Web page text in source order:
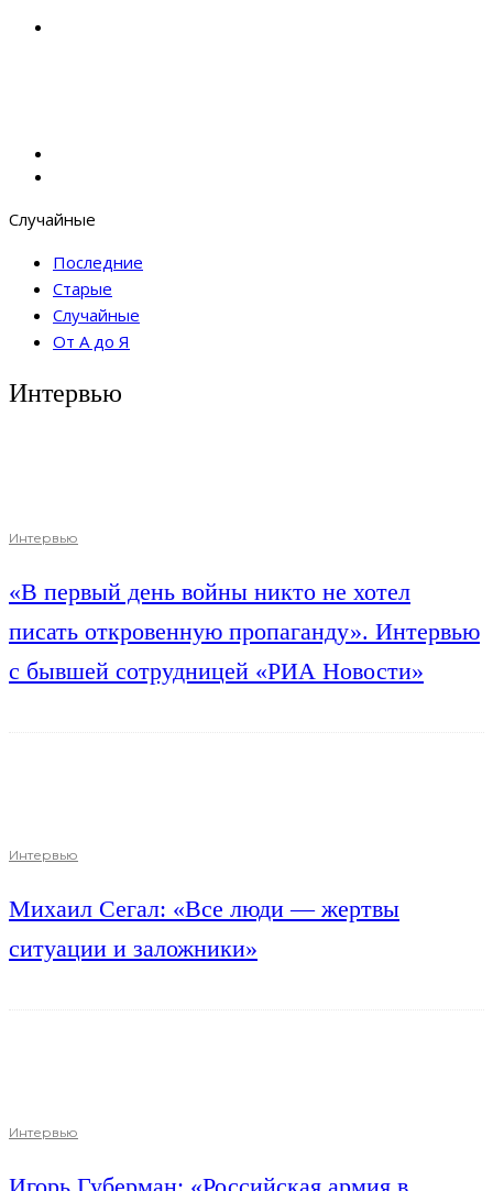
Случайные
Последние
Старые
Случайные
От А до Я
Интервью
Интервью
«В первый день войны никто не хотел
писать откровенную пропаганду». Интервью
с бывшей сотрудницей «РИА Новости»
Интервью
Михаил Сегал: «Все люди — жертвы
ситуации и заложники»
Интервью